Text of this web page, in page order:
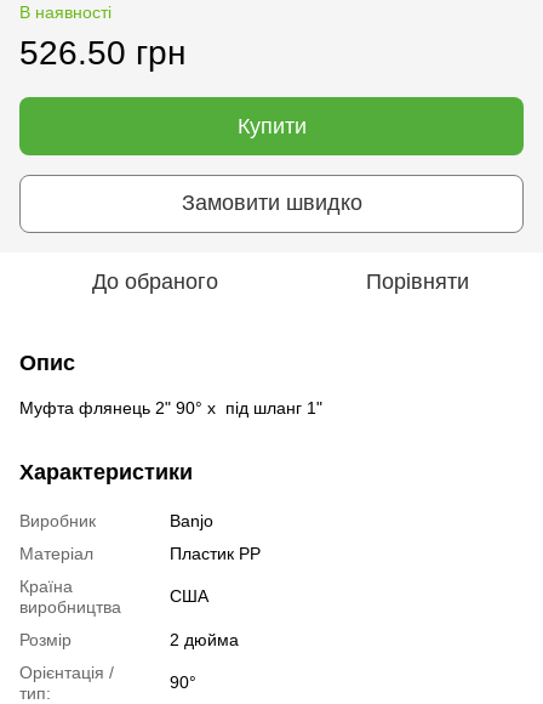
В наявності
526.50 грн
Купити
Замовити швидко
До обраного Порівняти
Опис
Муфта флянець 2" 90° x під шланг 1"
Характеристики
Виробник
Banjo
Матеріал
Пластик РР
Країна
виробництва
США
Розмір
2 дюйма
Орієнтація /
тип:
90°